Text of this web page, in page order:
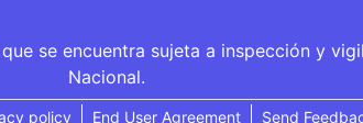
se encuentra sujeta a inspección y
Nacional.
policy End User Agreement Send